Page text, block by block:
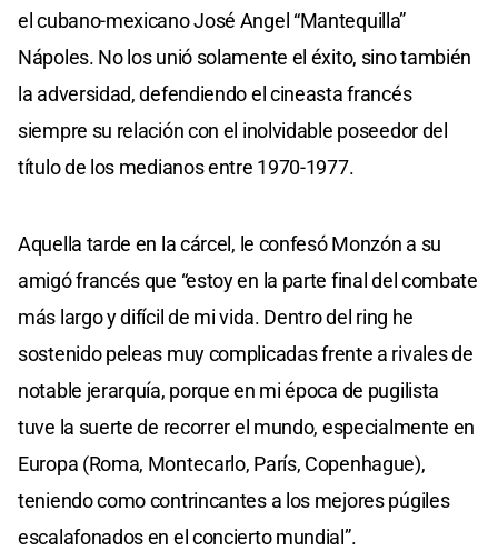
el cubano-mexicano José Angel “Mantequilla”
Nápoles. No los unió solamente el éxito, sino también
la adversidad, defendiendo el cineasta francés
siempre su relación con el inolvidable poseedor del
título de los medianos entre 1970-1977.
Aquella tarde en la cárcel, le confesó Monzón a su
amigó francés que “estoy en la parte final del combate
más largo y difícil de mi vida. Dentro del ring he
sostenido peleas muy complicadas frente a rivales de
notable jerarquía, porque en mi época de pugilista
tuve la suerte de recorrer el mundo, especialmente en
Europa (Roma, Montecarlo, París, Copenhague),
teniendo como contrincantes a los mejores púgiles
escalafonados en el concierto mundial”.